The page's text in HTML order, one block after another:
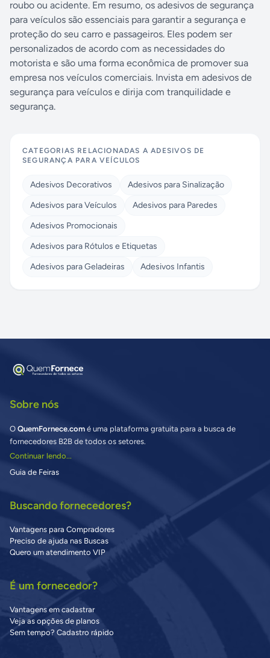
roubo ou acidente. Em resumo, os adesivos de segurança
para veículos são essenciais para garantir a segurança e
proteção do seu carro e passageiros. Eles podem ser
personalizados de acordo com as necessidades do
motorista e são uma forma econômica de promover sua
empresa nos veículos comerciais. Invista em adesivos de
segurança para veículos e dirija com tranquilidade e
segurança.
CATEGORIAS RELACIONADAS AADESIVOS DE
SEGURANÇA PARA VEÍCULOS
Adesivos Decorativos
Adesivos para Sinalização
Adesivos para Veículos
Adesivos para Paredes
Adesivos Promocionais
Adesivos para Rótulos e Etiquetas
Adesivos para Geladeiras
Adesivos Infantis
Sobre nós
O QuemFornece.com é uma plataforma gratuita para a busca de
fornecedores B2B de todos os setores.
Continuar lendo...
Guia de Feiras
Buscando fornecedores?
Vantagens para Compradores
Preciso de ajuda nas Buscas
Quero um atendimento VIP
É um fornecedor?
Vantagens em cadastrar
Veja as opções de planos
Sem tempo? Cadastro rápido